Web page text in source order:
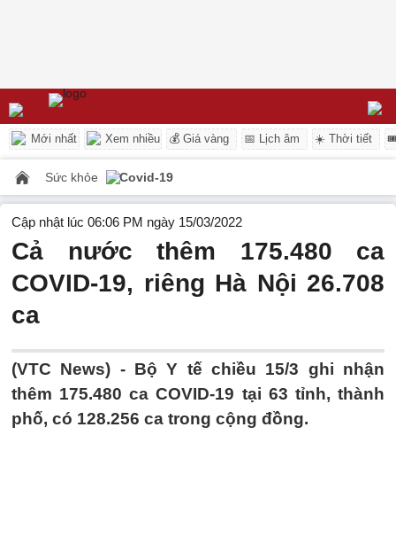
Mới nhất Xem nhiều 💰 Giá vàng 📅 Lịch âm ☀️ Thời tiết
Sức khỏe Covid-19
Cập nhật lúc 06:06 PM ngày 15/03/2022
Cả nước thêm 175.480 ca
COVID-19, riêng Hà Nội 26.708
ca
(VTC News) - Bộ Y tế chiều 15/3 ghi nhận
thêm 175.480 ca COVID-19 tại 63 tỉnh, thành
phố, có 128.256 ca trong cộng đồng.